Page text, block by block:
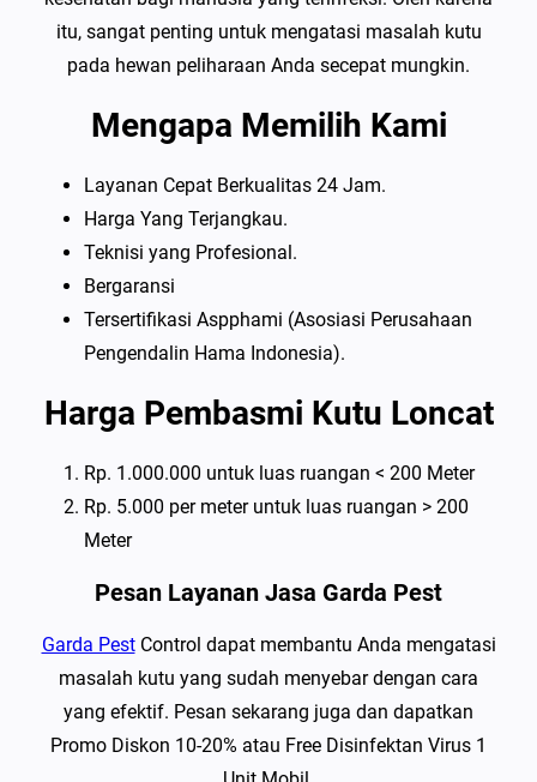
itu, sangat penting untuk mengatasi masalah kutu
pada hewan peliharaan Anda secepat mungkin.
Mengapa Memilih Kami
Layanan Cepat Berkualitas 24 Jam.
Harga Yang Terjangkau.
Teknisi yang Profesional.
Bergaransi
Tersertifikasi Aspphami (Asosiasi Perusahaan
Pengendalin Hama Indonesia).
Harga Pembasmi Kutu Loncat
Rp. 1.000.000 untuk luas ruangan < 200 Meter
Rp. 5.000 per meter untuk luas ruangan > 200
Meter
Pesan Layanan Jasa Garda Pest
Garda PestControl dapat membantu Anda mengatasi
masalah kutu yang sudah menyebar dengan cara
yang efektif. Pesan sekarang juga dan dapatkan
Promo Diskon 10-20% atau Free Disinfektan Virus 1